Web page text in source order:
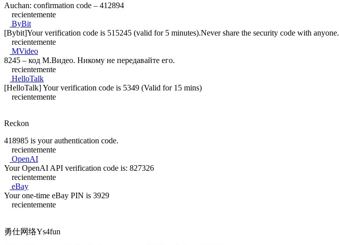
Auchan: confirmation code – 412894
recientemente
ByBit
[Bybit]Your verification code is 515245 (valid for 5 minutes).Never share the security code with anyone.
recientemente
MVideo
8245 – код М.Видео. Никому не передавайте его.
recientemente
HelloTalk
[HelloTalk] Your verification code is 5349 (Valid for 15 mins)
recientemente
Reckon
418985 is your authentication code.
recientemente
OpenAI
Your OpenAI API verification code is: 827326
recientemente
eBay
Your one-time eBay PIN is 3929
recientemente
勇仕网络Ys4fun